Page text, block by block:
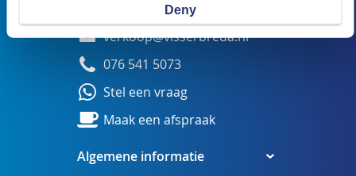
Deny
Algemene informatie
Veldsteen 25, 4815 PK Breda
verkoop@visserbreda.nl
076 541 5073
Stel een vraag
Maak een afspraak